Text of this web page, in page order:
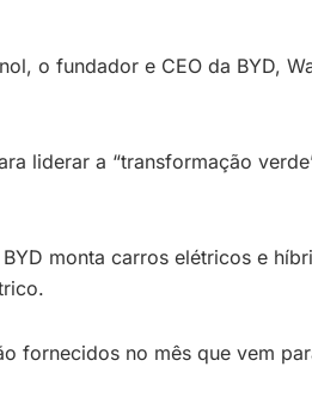
o fundador e CEO da BYD,
liderar a “transformação
monta carros elétricos e
fornecidos no mês que vem